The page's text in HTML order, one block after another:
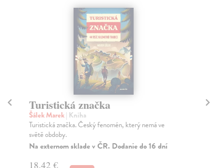
Turistická značka
Šálek Marek| Kniha
Turistická značka. Český fenomén, který nemá ve
světě obdoby.
Na externom sklade v ČR. Dodanie do 16 dní
18,42 €